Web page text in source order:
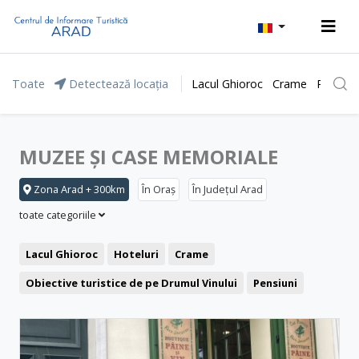
Toate Detectează locația Lacul Ghioroc Crame Parcul
MUZEE ȘI CASE MEMORIALE
Zona Arad + 300km În Oraș
În Județul Arad
toate categoriile
Lacul Ghioroc Hoteluri
Crame
Obiective turistice de pe Drumul Vinului
Pensiuni
Băile Lipova
Restaurant